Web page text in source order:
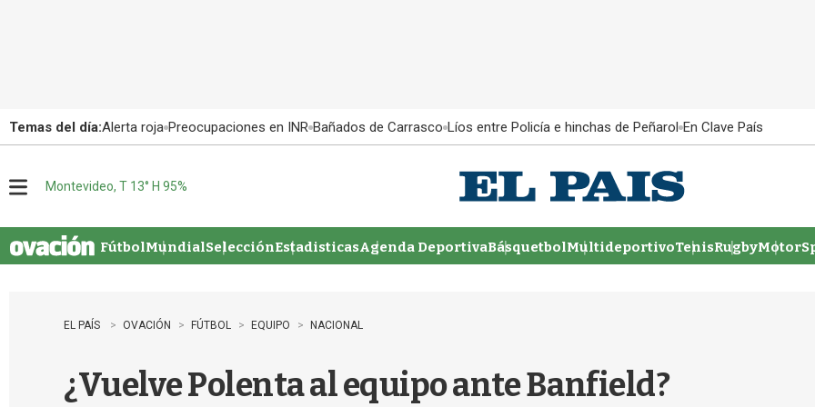
Temas del día:Alerta roja Preocupaciones en INR Bañados de Carrasco Líos entre Policía e hinchas de Peñarol En Clave País
u
Montevideo, T 13° H 95%
FútbolMundialSelecciónEstadisticasAgenda DeportivaBásquetbolMultideportivoTenisRugby
EL PAÍS OVACIÓN FÚTBOL EQUIPO NACIONAL
¿Vuelve Polenta al equipo ante Banfield?